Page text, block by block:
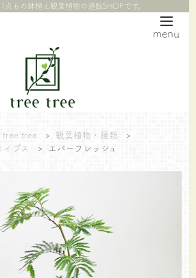
menu
点もの鉢植え観葉植物の通販SHOPです。
tree > 観葉植物・種類
>
ブス
> エバーフレッシュ